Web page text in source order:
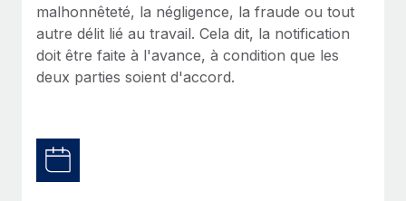
Remote Watchtower
Gardez un temps d’avance sur les risques en
matière de conformité
dans le monde entier
Création d’entité
BLOG
Paie multipays
EOR et PEO
Taxes
malhonnêteté, la négligence, la fraude ou tout
autre délit lié au travail. Cela dit, la notification
doit être faite à l'avance, à condition que les
deux parties soient d'accord.